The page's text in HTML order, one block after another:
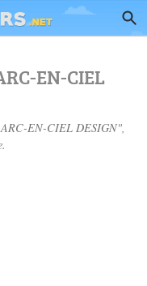
EN-CIEL
EN-CIEL DESIGN",